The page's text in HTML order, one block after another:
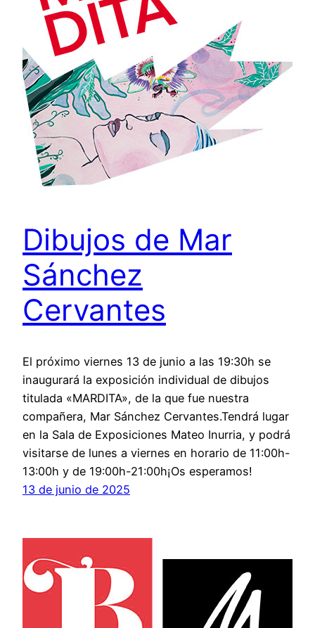
Dibujos de Mar
Sánchez
Cervantes
El próximo viernes 13 de junio a las 19:30h se
inaugurará la exposición individual de dibujos
titulada «MARDITA», de la que fue nuestra
compañera, Mar Sánchez Cervantes.Tendrá lugar
en la Sala de Exposiciones Mateo Inurria, y podrá
visitarse de lunes a viernes en horario de 11:00h-
13:00h y de 19:00h-21:00h¡Os esperamos!
13 de junio de 2025